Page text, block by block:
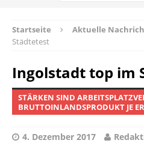
Startseite Aktuelle
Städtetest
Ingolstadt top im
STÄRKEN SIND
BRUTTOINLANDSPRODUKT JE
4. Dezember 2017